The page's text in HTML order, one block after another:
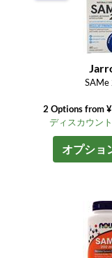
2 Options from
ディスカウン
オプショ